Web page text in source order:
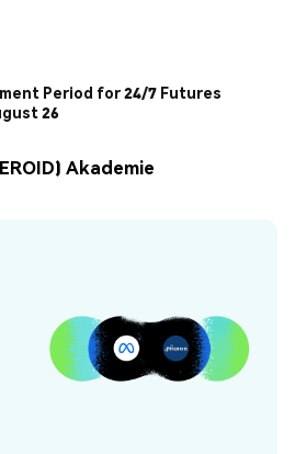
Period for 24/7 Futures
26
Akademie